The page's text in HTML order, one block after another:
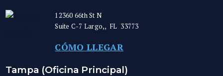
12360 66th St N
Suite C-7 Largo,, FL 33773
CÓMO LLEGAR
Tampa (Oficina Principal)